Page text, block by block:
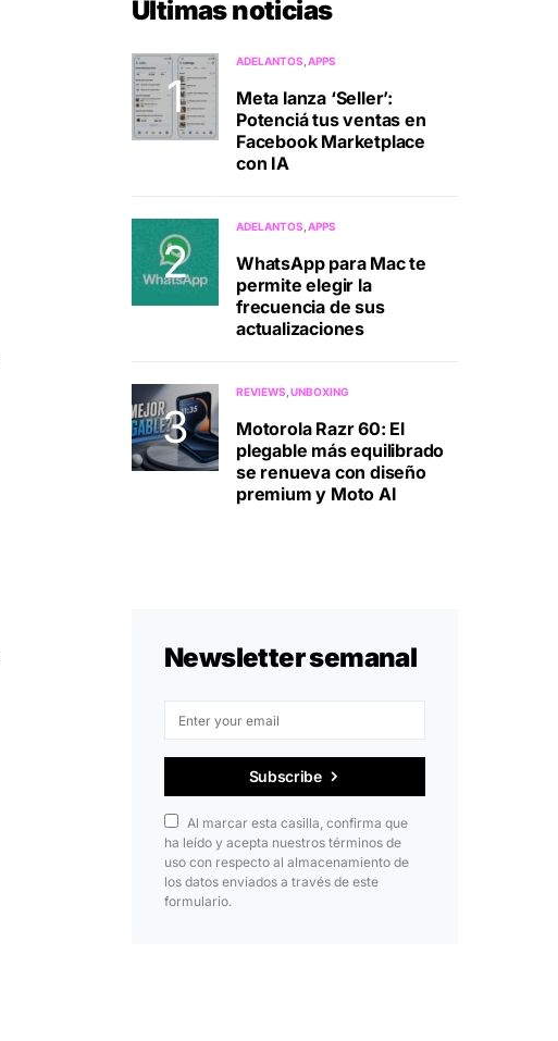
Últimas noticias
ADELANTOS APPS
Meta lanza ‘Seller’:
Potenciá tus ventas en
Facebook Marketplace
con IA
ADELANTOS APPS
WhatsApp para Mac te
permite elegir la
frecuencia de sus
actualizaciones
REVIEWS UNBOXING
Motorola Razr 60: El
plegable más equilibrado
se renueva con diseño
premium y Moto AI
Newsletter semanal
Subscribe
Al marcar esta casilla, confirma que
ha leído y acepta nuestros términos de
uso con respecto al almacenamiento de
los datos enviados a través de este
formulario.